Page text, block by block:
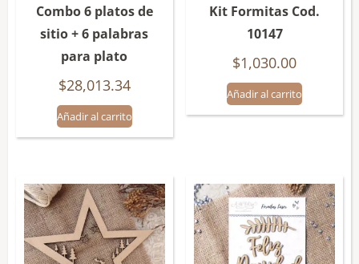
Combo 6 platos de
sitio + 6 palabras
para plato
$28,013.34
Añadir al carrito
Kit Formitas Cod.
10147
$1,030.00
Añadir al carrito